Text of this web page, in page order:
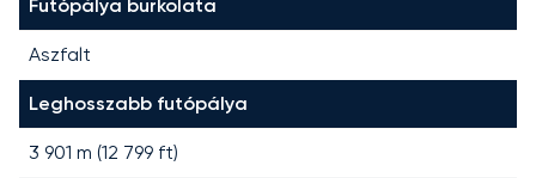
Futópálya burkolata
Aszfalt
Leghosszabb futópálya
3 901 m (12 799 ft)